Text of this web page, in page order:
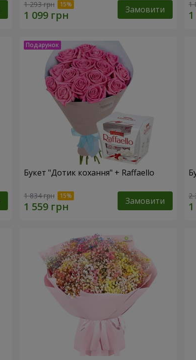
1 293 грн Замовити 1
Букет "Дотик кохання" + Raffaello
1 834 грн Замовити 2